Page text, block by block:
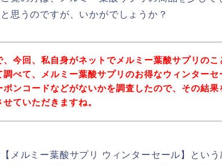
思うのですが、いかがでしょうか？
、今回、私自身がネットでメルミー葉酸サプリのこ
調べて、メルミー葉酸サプリのお得なウィンターセ
ポンコードなどがないかを調査したので、その結果
せていただきますね。
メルミー葉酸サプリ ウィンターセール】とい